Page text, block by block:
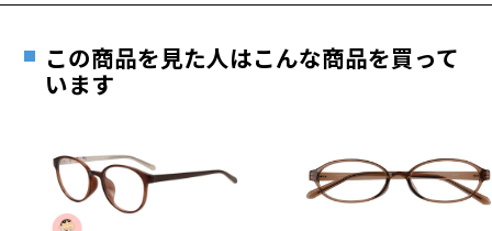
お気に入りリストは こちら
安心1 フレーム１年間品質保証
きます。
※保証期間内に交換が行われた場合、保証期間は初期の期間から
延長されません。
ご希望のお客さまは、「レンズ交換券」をお選びのうえ、
最寄りのZoff実店舗にてレンズをお買い求めください。
※サングラスやパッケージ品では「レンズ交換券」はお選び
談ください。
この商品を見た人はこんな商品を買って
います